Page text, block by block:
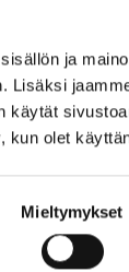
ja
Lisäksi
käytät
kun olet
Mieltymykset
marras